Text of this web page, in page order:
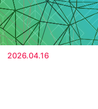
2026.04.16